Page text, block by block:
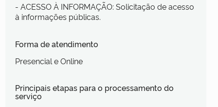
- ACESSO À INFORMAÇÃO: Solicitação de acesso
à informações públicas.
Forma de atendimento
Presencial e Online
Principais etapas para o processamento do
serviço